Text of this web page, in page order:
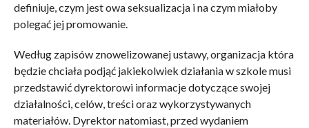
definiuje, czym jest owa seksualizacja i na czym miałoby
polegać jej promowanie.
Według zapisów znowelizowanej ustawy, organizacja która
będzie chciała podjąć jakiekolwiek działania w szkole musi
przedstawić dyrektorowi informacje dotyczące swojej
działalności, celów, treści oraz wykorzystywanych
materiałów. Dyrektor natomiast, przed wydaniem